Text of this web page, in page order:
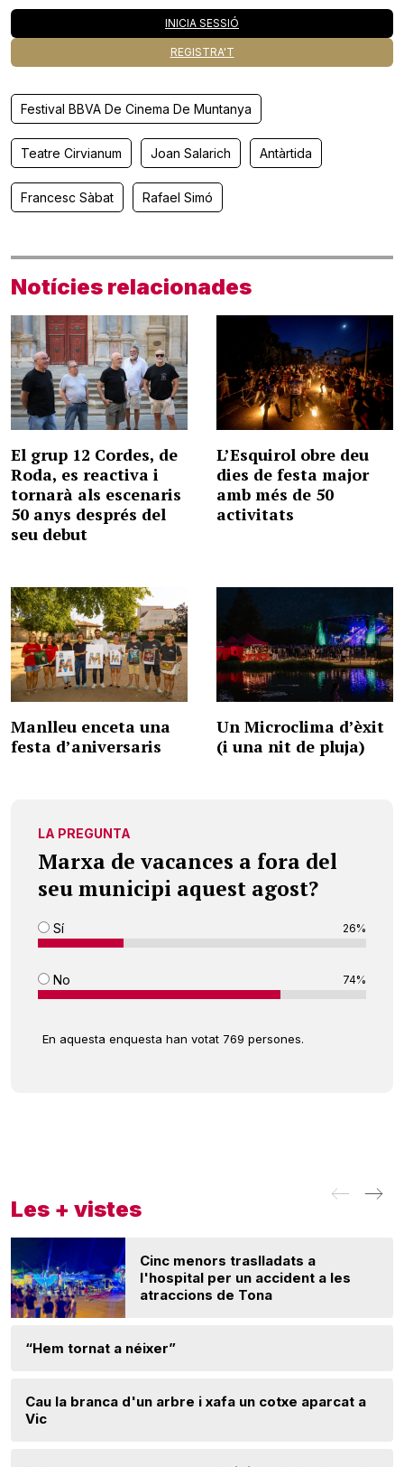
INICIA SESSIÓ
REGISTRA'T
Festival BBVA De Cinema De Muntanya
Teatre Cirvianum Joan Salarich Antàrtida
Francesc Sàbat Rafael Simó
Notícies relacionades
El grup 12 Cordes, de
Roda, es reactiva i
tornarà als escenaris
50 anys després del
seu debut
L’Esquirol obre deu
dies de festa major
amb més de 50
activitats
Manlleu enceta una
festa d’aniversaris
Un Microclima d’èxit
(i una nit de pluja)
LA PREGUNTA
Marxa de vacances a fora del
seu municipi aquest agost?
Sí 26%
No 74%
En aquesta enquesta han votat 769 persones.
Les + vistes
Cinc menors traslladats a
l'hospital per un accident a les
atraccions de Tona
“Hem tornat a néixer”
Cau la branca d'un arbre i xafa un cotxe aparcat a
Vic